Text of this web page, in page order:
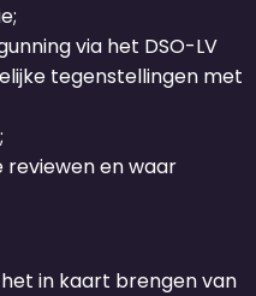
via het DSO-LV
tegenstellingen met
reviewen en waar
in kaart brengen van